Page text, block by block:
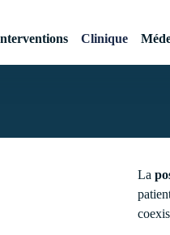
Clinique
Maroc
La